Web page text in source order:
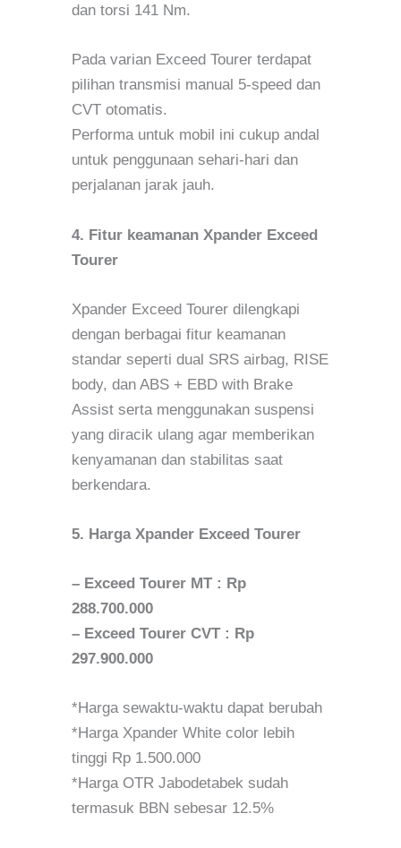
dan torsi 141 Nm.
Pada varian Exceed Tourer terdapat
pilihan transmisi manual 5-speed dan
CVT otomatis.
Performa untuk mobil ini cukup andal
untuk penggunaan sehari-hari dan
perjalanan jarak jauh.
4. Fitur keamanan Xpander Exceed
Tourer
Xpander Exceed Tourer dilengkapi
dengan berbagai fitur keamanan
standar seperti dual SRS airbag, RISE
body, dan ABS + EBD with Brake
Assist serta menggunakan suspensi
yang diracik ulang agar memberikan
kenyamanan dan stabilitas saat
berkendara.
5. Harga Xpander Exceed Tourer
– Exceed Tourer MT : Rp
288.700.000
– Exceed Tourer CVT : Rp
297.900.000
*Harga sewaktu-waktu dapat berubah
*Harga Xpander White color lebih
tinggi Rp 1.500.000
*Harga OTR Jabodetabek sudah
termasuk BBN sebesar 12.5%